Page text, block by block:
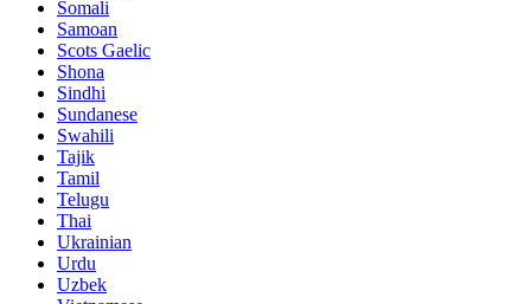
Somali
Samoan
Scots Gaelic
Shona
Sindhi
Sundanese
Swahili
Tajik
Tamil
Telugu
Thai
Ukrainian
Urdu
Uzbek